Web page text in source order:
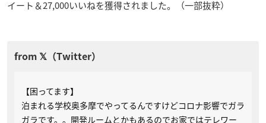
イート＆27,000いいねを獲得されました。（一部抜粋）
【困ってます】
泊まれる学校奥多摩でやってるんですけどコロナ影響でガラ
ガラです。。開発ルームとかもあるのでお家ではテレワー